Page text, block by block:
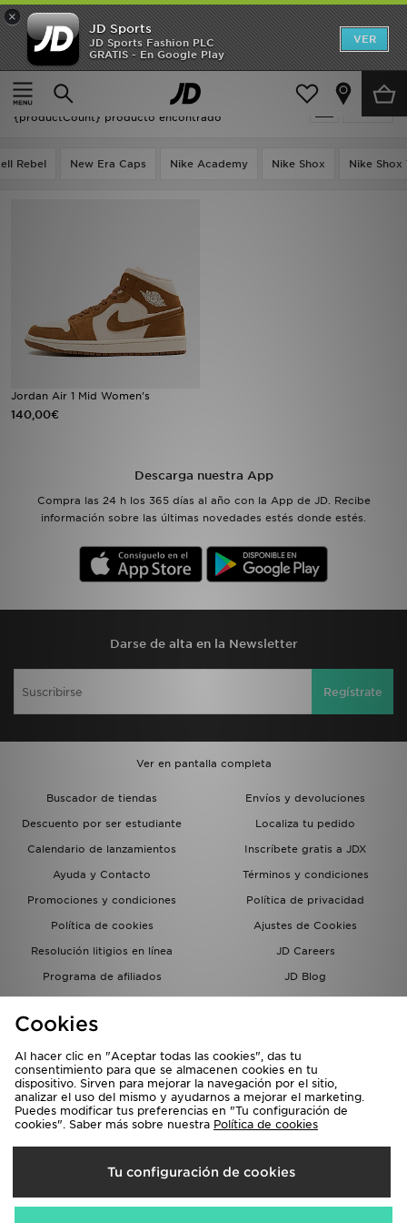
×
JD Sports
JD Sports Fashion PLC
GRATIS - En Google Play
VER
Página principal
Mujer
Mujer - Jordan Air 1 Mid
{productCount} producto encontrado
Rebel New Era Caps Nike Academy Nike Shox Nike Shox
Jordan Air 1 Mid Women's
140,00€
Descarga nuestra App
Compra las 24 h los 365 días al año con la App de JD. Recibe
información sobre las últimas novedades estés donde estés.
Darse de alta en la Newsletter
Regístrate
Ver en pantalla completa
Buscador de tiendas
Envíos y devoluciones
Descuento por ser estudiante
Localiza tu pedido
Calendario de lanzamientos
Inscríbete gratis a JDX
Ayuda y Contacto
Términos y condiciones
Promociones y condiciones
Política de privacidad
Política de cookies
Ajustes de Cookies
Resolución litigios en línea
JD Careers
Programa de afiliados
JD Blog
del grupo JD - Whistleblowing
Selecciona País
España
Hombre
Mujer
Niños
Deportes & Fitness
JD Fútbol
Cookies
Al hacer clic en "Aceptar todas las cookies", das tu
consentimiento para que se almacenen cookies en tu
dispositivo. Sirven para mejorar la navegación por el sitio,
analizar el uso del mismo y ayudarnos a mejorar el marketing.
Puedes modificar tus preferencias en "Tu configuración de
cookies". Saber más sobre nuestra Política de cookies
Tu configuración de cookies